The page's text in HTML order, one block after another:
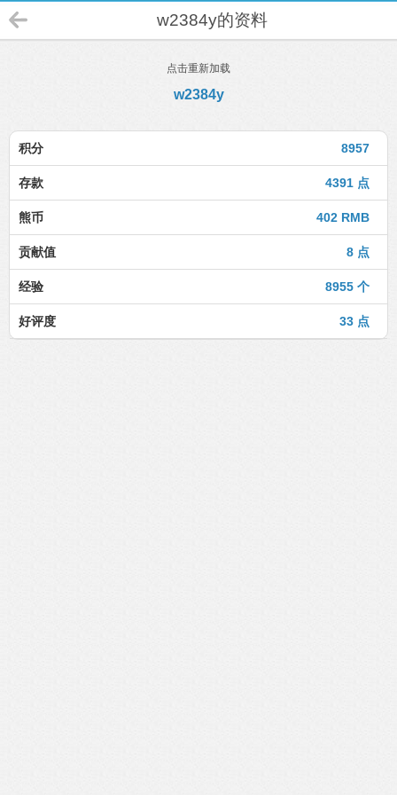
w2384y的资料
点击重新加载
w2384y
8957
积分
4391 点
存款
402 RMB
熊币
8 点
贡献值
8955 个
经验
33 点
好评度